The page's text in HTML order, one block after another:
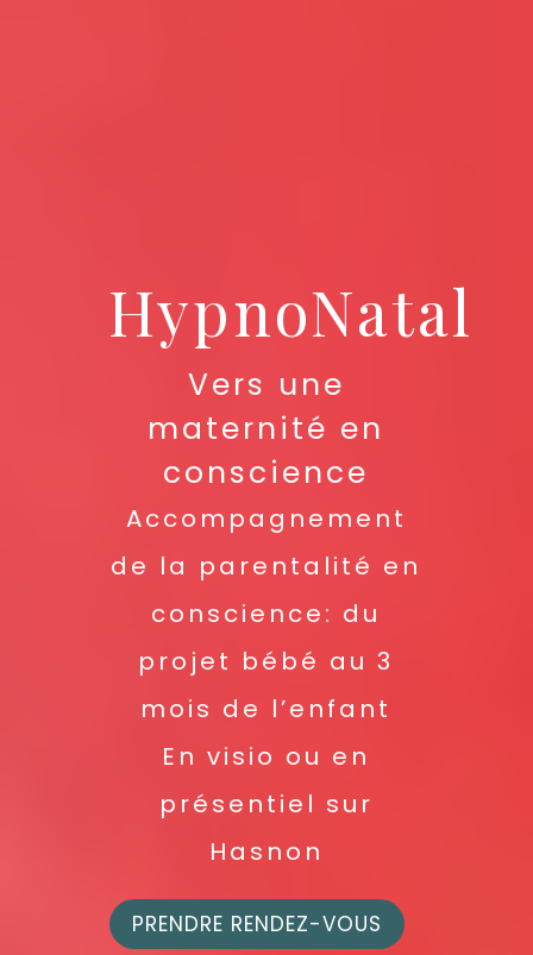
HypnoNatal
Vers une
maternité en
conscience
Accompagnement
de la parentalité en
conscience: du
projet bébé au 3
mois de l’enfant
En visio ou en
présentiel sur
Hasnon
PRENDRE RENDEZ-VOUS